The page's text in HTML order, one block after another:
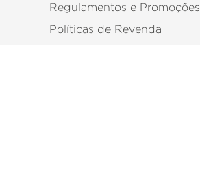
Regulamentos e Promoções
Políticas de Revenda